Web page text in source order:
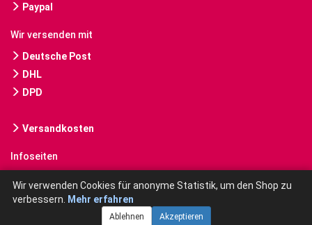
Paypal
Wir versenden mit
Deutsche Post
DHL
DPD
Versandkosten
Infoseiten
Wir verwenden Cookies für anonyme Statistik, um den Shop zu
verbessern.
Mehr erfahren
Ablehnen Akzeptieren